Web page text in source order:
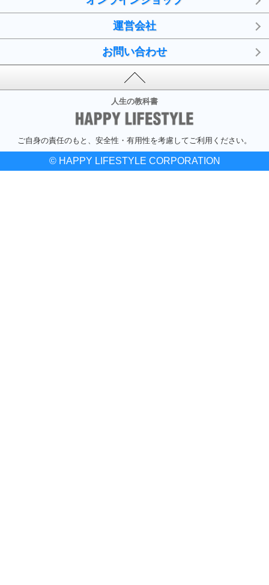
運営会社
お問い合わせ
人生の教科書
ご自身の責任のもと、安全性・有用性を考慮してご利用ください。
© HAPPY LIFESTYLE CORPORATION